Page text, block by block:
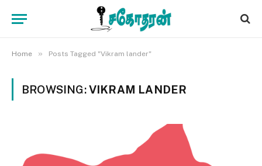
Home » Posts Tagged "Vikram lander"
BROWSING:VIKRAM LANDER